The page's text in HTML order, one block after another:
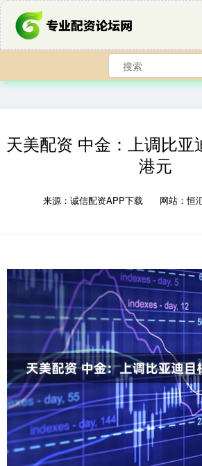
天美配资 中金：上调比亚
港元
来源：诚信配资APP下载 网站：恒